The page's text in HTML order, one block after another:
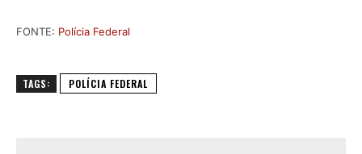
FONTE: Polícia Federal
TAGS: POLÍCIA FEDERAL